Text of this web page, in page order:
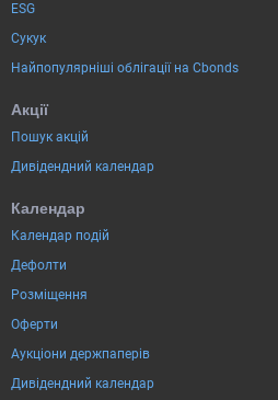
ESG
Сукук
Найпопулярніші облігації на Cbonds
Акції
Пошук акцій
Дивідендний календар
Календар
Календар подій
Дефолти
Розміщення
Оферти
Аукціони держпаперів
Дивідендний календар